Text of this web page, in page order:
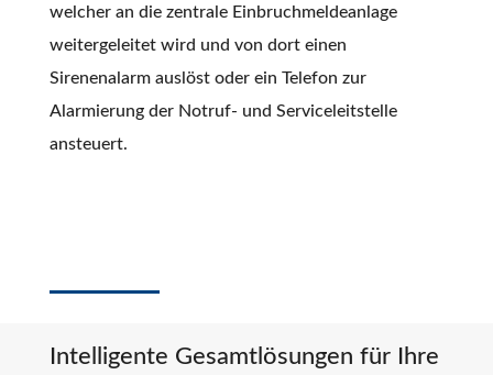
welcher an die zentrale Einbruchmeldeanlage
weitergeleitet wird und von dort einen
Sirenenalarm auslöst oder ein Telefon zur
Alarmierung der Notruf- und Serviceleitstelle
ansteuert.
Intelligente Gesamtlösungen für Ihre